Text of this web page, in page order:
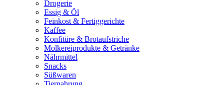
Drogerie
Essig & Öl
Feinkost & Fertiggerichte
Kaffee
Konfitüre & Brotaufstriche
Molkereiprodukte & Getränke
Nährmittel
Snacks
Süßwaren